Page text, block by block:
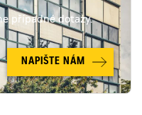
případné dotazy.
NAPIŠTE NÁM